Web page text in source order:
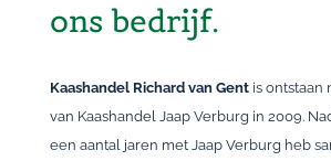
ons bedrijf.
Kaashandel Richard van Gent is ontstaan
van Kaashandel Jaap Verburg in 2009.
een aantal jaren met Jaap Verburg heb